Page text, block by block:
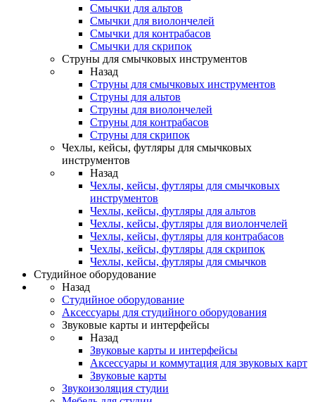
Смычки для альтов
Смычки для виолончелей
Смычки для контрабасов
Смычки для скрипок
Струны для смычковых инструментов
Назад
Струны для смычковых инструментов
Струны для альтов
Струны для виолончелей
Струны для контрабасов
Струны для скрипок
Чехлы, кейсы, футляры для смычковых
инструментов
Назад
Чехлы, кейсы, футляры для смычковых
инструментов
Чехлы, кейсы, футляры для альтов
Чехлы, кейсы, футляры для виолончелей
Чехлы, кейсы, футляры для контрабасов
Чехлы, кейсы, футляры для скрипок
Чехлы, кейсы, футляры для смычков
Студийное оборудование
Назад
Студийное оборудование
Аксессуары для студийного оборудования
Звуковые карты и интерфейсы
Назад
Звуковые карты и интерфейсы
Аксессуары и коммутация для звуковых карт
Звуковые карты
Звукоизоляция студии